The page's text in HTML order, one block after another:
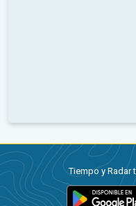
Tiempo y Radar